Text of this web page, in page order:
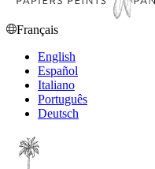
Français
English
Español
Italiano
Português
Deutsch